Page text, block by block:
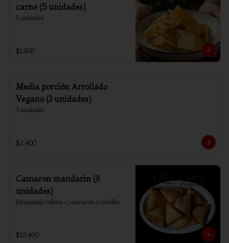
carne (5 unidades)
5 unidades
$1.800
Media porción Arrollado
Vegano (3 unidades)
3 unidades
$2.400
Camaron mandarin (8
unidades)
Empanada rellena c/ camaron y cebollin
$10.400